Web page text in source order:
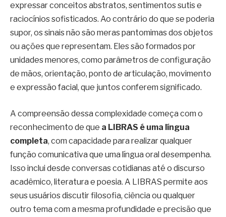
expressar conceitos abstratos, sentimentos sutis e
raciocínios sofisticados. Ao contrário do que se poderia
supor, os sinais não são meras pantomimas dos objetos
ou ações que representam. Eles são formados por
unidades menores, como parâmetros de configuração
de mãos, orientação, ponto de articulação, movimento
e expressão facial, que juntos conferem significado.
A compreensão dessa complexidade começa com o
reconhecimento de que a LIBRAS é uma língua
completa, com capacidade para realizar qualquer
função comunicativa que uma língua oral desempenha.
Isso inclui desde conversas cotidianas até o discurso
acadêmico, literatura e poesia. A LIBRAS permite aos
seus usuários discutir filosofia, ciência ou qualquer
outro tema com a mesma profundidade e precisão que